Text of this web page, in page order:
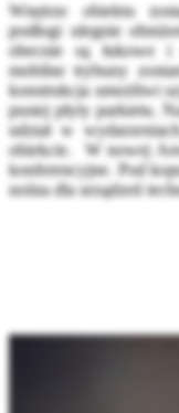
Wnętrze obiektu
podłogi ulegnie
obecnie są łukowe i
mobilne trybuny
konstrukcja umożliwi
pustej płyty parkietu.
udział w
obiekcie. W nowej
konferencyjne. Pod
nośna dla urządzeń